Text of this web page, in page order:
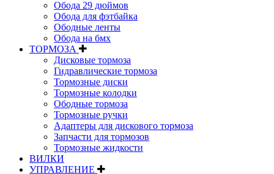
Обода 29 дюймов
Обода для фэтбайка
Ободные ленты
Обода на бмх
ТОРМОЗА
Дисковые тормоза
Гидравлические тормоза
Тормозные диски
Тормозные колодки
Ободные тормоза
Тормозные ручки
Адаптеры для дискового тормоза
Запчасти для тормозов
Тормозные жидкости
ВИЛКИ
УПРАВЛЕНИЕ